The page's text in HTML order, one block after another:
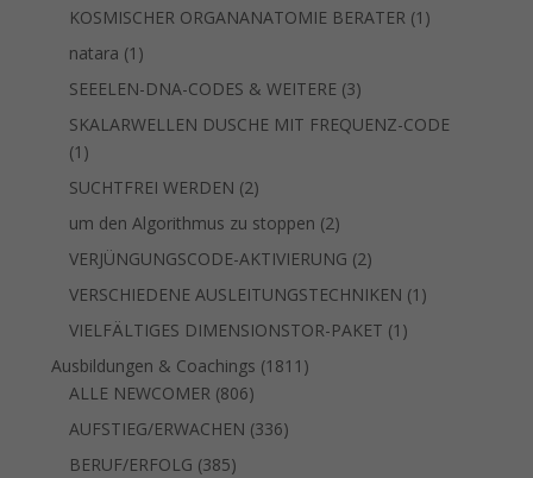
Produkte
KOSMISCHER ORGANANATOMIE BERATER 1 1
natara 1 1
Produkt
SEEELEN-DNA-CODES & WEITERE 33
Produkte
SKALARWELLEN DUSCHE MIT FREQUENZ-CODE
1 1
Produkt
SUCHTFREI WERDEN 22
Produkte
um den Algorithmus zu stoppen 22
Produkte
VERJÜNGUNGSCODE-AKTIVIERUNG 22
Produkte
VERSCHIEDENE AUSLEITUNGSTECHNIKEN 1 1
VIELFÄLTIGES DIMENSIONSTOR-PAKET 1 1
Ausbildungen & Coachings 1811 1811
ALLE NEWCOMER 806806
Produkte
AUFSTIEG/ERWACHEN 336336
BERUF/ERFOLG 385385